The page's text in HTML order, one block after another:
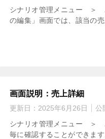
シナリオ管理メニュー ＞
の編集」画面では、該当の
画面説明：売上詳細
更新日： 2025年6月26日 公
シナリオ管理メニュー ＞
毎に確認することができま